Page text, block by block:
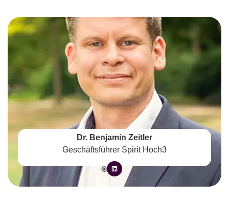
Dr. Benjamin Zeitler
Geschäftsführer Spirit Hoch3